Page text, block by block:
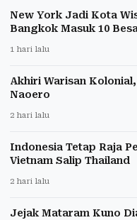
New York Jadi Kota
Bangkok Masuk 10
1 hari lalu
Akhiri Warisan
Naoero
2 hari lalu
Indonesia Tetap Raja
Vietnam Salip Thailand
2 hari lalu
Jejak Mataram Kuno